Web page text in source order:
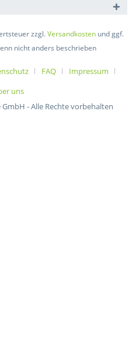
zzgl.Versandkosten und ggf.
nicht anders beschrieben
FAQ
Impressum
uns
- Alle Rechte vorbehalten